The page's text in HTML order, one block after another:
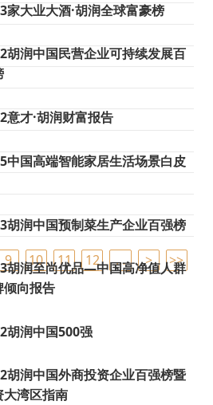
家大业大酒·胡润全球富豪榜
胡润中国民营企业可持续发展百
意才·胡润财富报告
中国高端智能家居生活场景白皮
胡润中国预制菜生产企业百强榜
胡润至尚优品—中国高净值人群
倾向报告
胡润中国500强
胡润中国外商投资企业百强榜暨
大湾区指南
9 10 11 12 … > >>